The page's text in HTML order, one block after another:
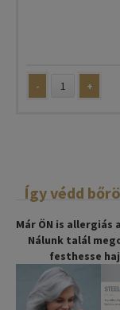
- +
Így védd
Már ÖN is allergiás
Nálunk talál
festhesse